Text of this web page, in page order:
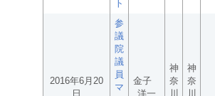
ト
2016年6月20
日
参
議
院
議
員
マ
金子
洋一
神
奈
川
神
奈
川